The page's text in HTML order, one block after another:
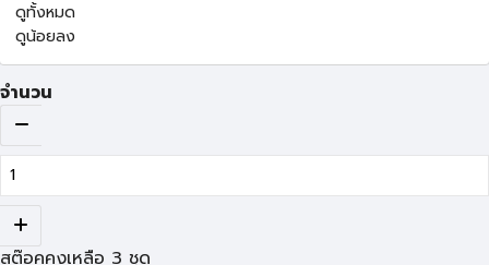
ดูทั้งหมด
ดูน้อยลง
จำนวน
สต๊อคคงเหลือ 3 ชุด